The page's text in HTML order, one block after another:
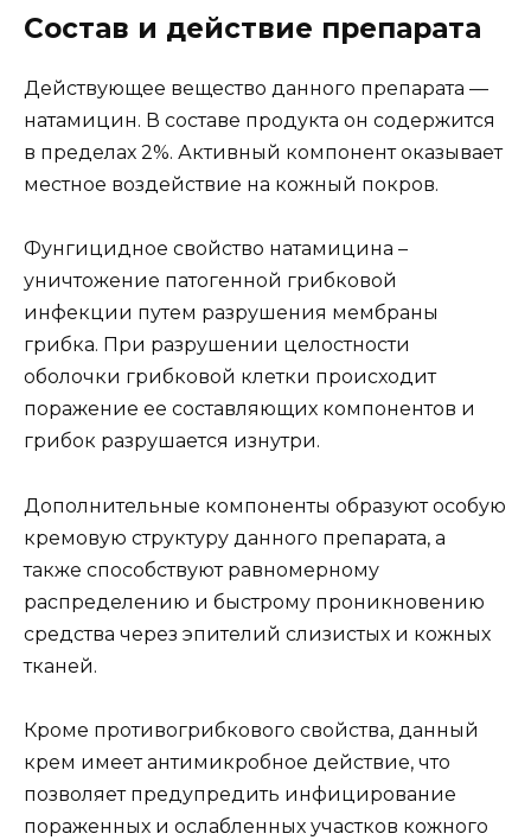
Состав и действие препарата
Действующее вещество данного препарата —
натамицин. В составе продукта он содержится
в пределах 2%. Активный компонент оказывает
местное воздействие на кожный покров.
Фунгицидное свойство натамицина –
уничтожение патогенной грибковой
инфекции путем разрушения мембраны
грибка. При разрушении целостности
оболочки грибковой клетки происходит
поражение ее составляющих компонентов и
грибок разрушается изнутри.
Дополнительные компоненты образуют особую
кремовую структуру данного препарата, а
также способствуют равномерному
распределению и быстрому проникновению
средства через эпителий слизистых и кожных
тканей.
Кроме противогрибкового свойства, данный
крем имеет антимикробное действие, что
позволяет предупредить инфицирование
пораженных и ослабленных участков кожного